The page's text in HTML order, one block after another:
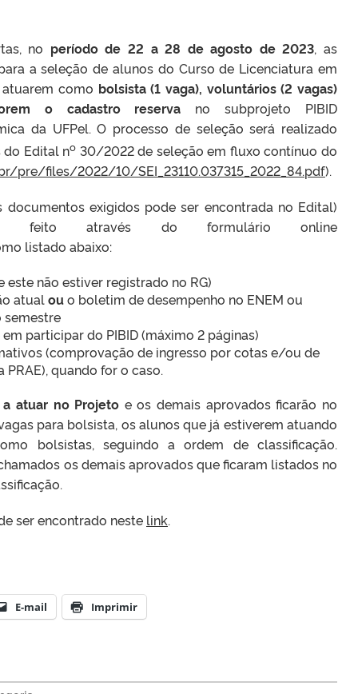
no período de 22 a 28 de agosto de 2023, as
a seleção de alunos do Curso de Licenciatura em
como bolsista (1 vaga), voluntários (2 vagas)
ocadastro reserva no subprojeto PIBID
da UFPel. O processo de seleção será realizado
do Edital no 30/2022 de seleção em fluxo contínuo do
pre/files/2022/10/SEI_23110.037315_2022_84.pdf).
exigidos pode ser encontrada no Edital)
através do formulário online
listado abaixo:
este não estiver registrado no RG)
atualouo boletim de desempenho no ENEM ou
semestre
participar do PIBID (máximo 2 páginas)
(comprovação de ingresso por cotas e/ou de
quando for o caso.
atuar no Projeto e os demais aprovados ficarão no
para bolsista, os alunos que já estiverem atuando
bolsistas, seguindo a ordem de classificação.
os demais aprovados que ficaram listados no
ser encontrado neste link.
E-mail Imprimir